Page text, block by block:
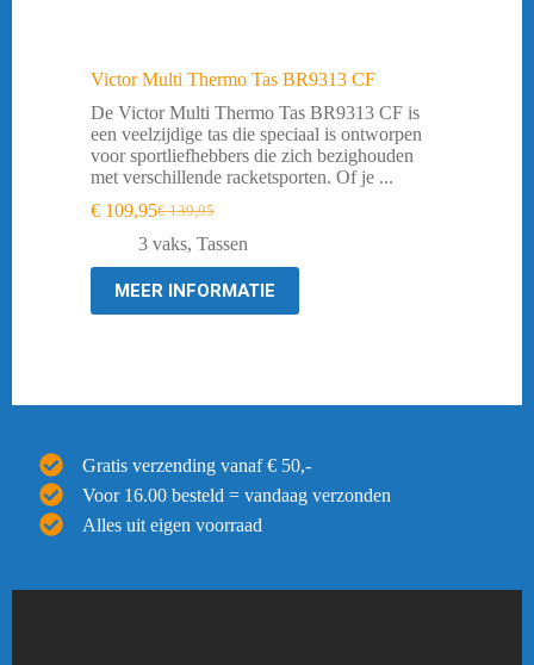
Victor Multi Thermo Tas BR9313 CF
De Victor Multi Thermo Tas BR9313 CF is
een veelzijdige tas die speciaal is ontworpen
voor sportliefhebbers die zich bezighouden
met verschillende racketsporten. Of je ...
€139,95
Oorspronkelijke
prijs
was:
€ 139,95.
€ 109,95Huidige
prijs
is:
€ 109,95.
3 vaks, Tassen
MEER INFORMATIE
Gratis verzending vanaf € 50,-
Voor 16.00 besteld = vandaag verzonden
Alles uit eigen voorraad